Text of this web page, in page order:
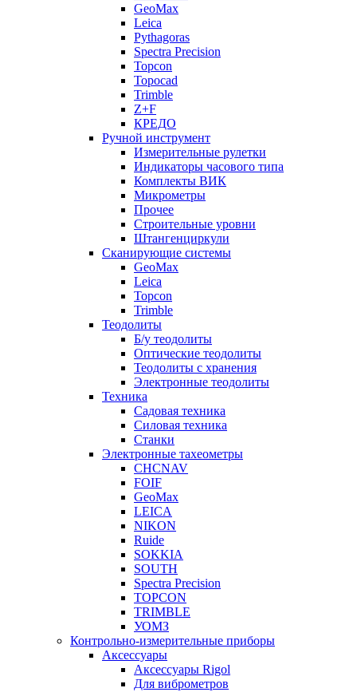
GeoMax
Leica
Pythagoras
Spectra Precision
Topcon
Topocad
Trimble
Z+F
КРЕДО
Ручной инструмент
Измерительные рулетки
Индикаторы часового типа
Комплекты ВИК
Микрометры
Прочее
Строительные уровни
Штангенциркули
Сканирующие системы
GeoMax
Leica
Topcon
Trimble
Теодолиты
Б/у теодолиты
Оптические теодолиты
Теодолиты с хранения
Электронные теодолиты
Техника
Садовая техника
Силовая техника
Станки
Электронные тахеометры
CHCNAV
FOIF
GeoMax
LEICA
NIKON
Ruide
SOKKIA
SOUTH
Spectra Precision
TOPCON
TRIMBLE
УОМЗ
Контрольно-измерительные приборы
Аксессуары
Аксессуары Rigol
Для виброметров